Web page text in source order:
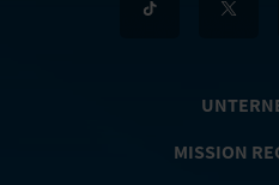
MISSION